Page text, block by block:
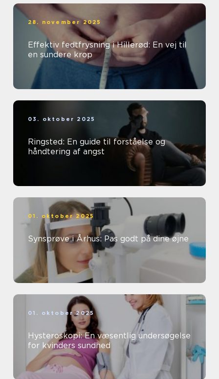
28. november 2025
Effektiv fedtfrysning i Hillerød: En vej til
en sundere krop
03. oktober 2025
Ringsted: En guide til forståelse og
håndtering af angst
01. oktober 2025
Synsprøve i Århus: Pas godt på dine øjne
01. oktober 2025
Hysteroskopi: En væsentlig undersøgelse
for kvinders sundhed